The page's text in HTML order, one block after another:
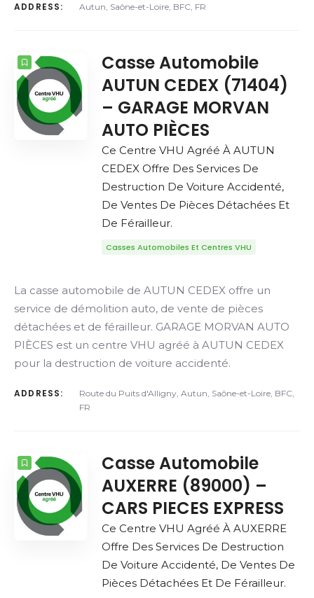
ADDRESS: Autun, Saône-et-Loire, BFC, FR
Casse Automobile
AUTUN CEDEX (71404)
– GARAGE MORVAN
AUTO PIÈCES
Ce Centre VHU Agréé À AUTUN
CEDEX Offre Des Services De
Destruction De Voiture Accidenté,
De Ventes De Pièces Détachées Et
De Férailleur.
Casses Automobiles Et Centres VHU
La casse automobile de AUTUN CEDEX offre un
service de démolition auto, de vente de pièces
détachées et de férailleur. GARAGE MORVAN AUTO
PIÈCES est un centre VHU agréé à AUTUN CEDEX
pour la destruction de voiture accidenté.
ADDRESS:
Route du Puits d'Alligny, Autun, Saône-et-Loire, BFC,
FR
Casse Automobile
AUXERRE (89000) –
CARS PIECES EXPRESS
Ce Centre VHU Agréé À AUXERRE
Offre Des Services De Destruction
De Voiture Accidenté, De Ventes De
Pièces Détachées Et De Férailleur.